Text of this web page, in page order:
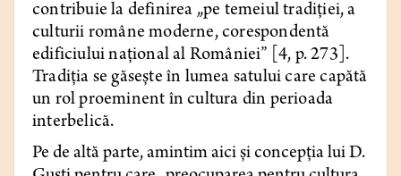
contribuie la definirea „pe temeiul tradiţiei, a
culturii române moderne, corespondentă
edificiului național al României” [4, p. 273].
Tradiția se găsește în lumea satului care capătă
un rol proeminent în cultura din perioada
interbelică.
Pe de altă parte, amintim aici și concepţia lui D.